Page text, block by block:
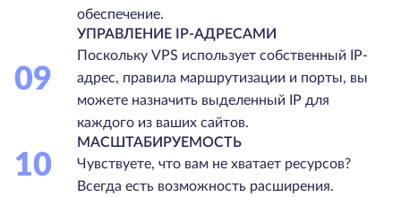
обеспечение.
09
УПРАВЛЕНИЕ IP-АДРЕСАМИ
Поскольку VPS использует собственный IP-
адрес, правила маршрутизации и порты, вы
можете назначить выделенный IP для
каждого из ваших сайтов.
10
МАСШТАБИРУЕМОСТЬ
Чувствуете, что вам не хватает ресурсов?
Всегда есть возможность расширения.